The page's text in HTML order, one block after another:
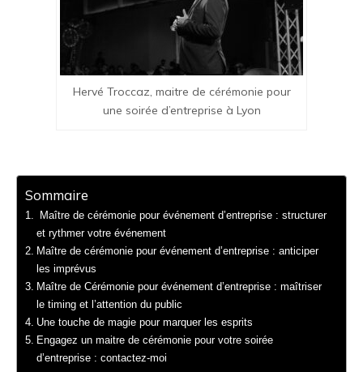
Hervé Troccaz, maitre de cérémonie pour
une soirée d’entreprise à Lyon
Sommaire
Maître de cérémonie pour événement d’entreprise : structurer
et rythmer votre événement
Maître de cérémonie pour événement d’entreprise : anticiper
les imprévus
Maître de Cérémonie pour événement d’entreprise : maîtriser
le timing et l’attention du public
Une touche de magie pour marquer les esprits
Engagez un maitre de cérémonie pour votre soirée
d’entreprise : contactez-moi